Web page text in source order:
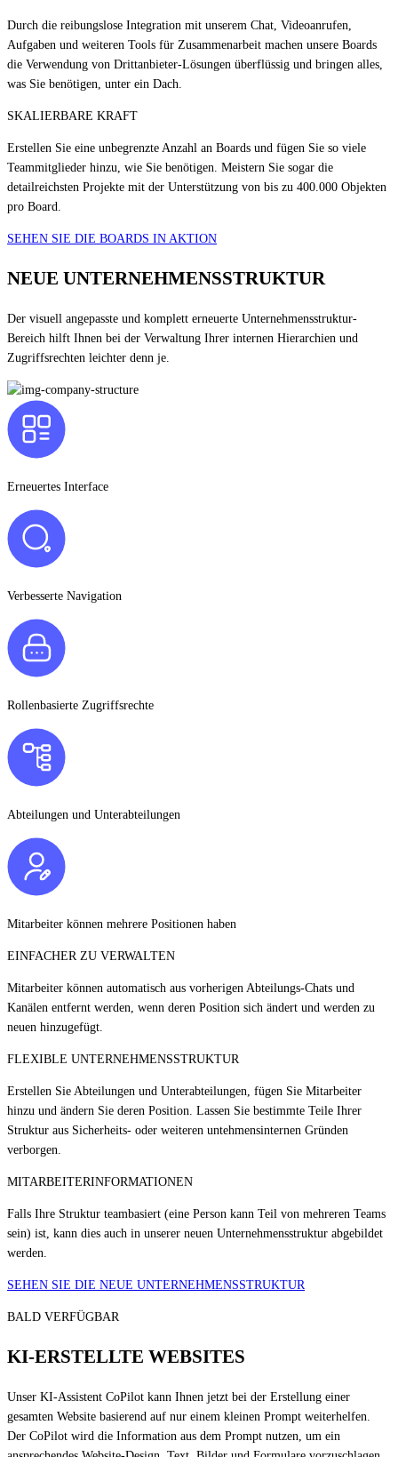
Durch die reibungslose Integration mit unserem Chat, Videoanrufen,
Aufgaben und weiteren Tools für Zusammenarbeit machen unsere Boards
die Verwendung von Drittanbieter-Lösungen überflüssig und bringen alles,
was Sie benötigen, unter ein Dach.
SKALIERBARE KRAFT
Erstellen Sie eine unbegrenzte Anzahl an Boards und fügen Sie so viele
Teammitglieder hinzu, wie Sie benötigen. Meistern Sie sogar die
detailreichsten Projekte mit der Unterstützung von bis zu 400.000 Objekten
pro Board.
SEHEN SIE DIE BOARDS IN AKTION
NEUE UNTERNEHMENSSTRUKTUR
Der visuell angepasste und komplett erneuerte Unternehmensstruktur-
Bereich hilft Ihnen bei der Verwaltung Ihrer internen Hierarchien und
Zugriffsrechten leichter denn je.
Erneuertes Interface
Verbesserte Navigation
Rollenbasierte Zugriffsrechte
Abteilungen und Unterabteilungen
Mitarbeiter können mehrere Positionen haben
EINFACHER ZU VERWALTEN
Mitarbeiter können automatisch aus vorherigen Abteilungs-Chats und
Kanälen entfernt werden, wenn deren Position sich ändert und werden zu
neuen hinzugefügt.
FLEXIBLE UNTERNEHMENSSTRUKTUR
Erstellen Sie Abteilungen und Unterabteilungen, fügen Sie Mitarbeiter
hinzu und ändern Sie deren Position. Lassen Sie bestimmte Teile Ihrer
Struktur aus Sicherheits- oder weiteren untehmensinternen Gründen
verborgen.
MITARBEITERINFORMATIONEN
Falls Ihre Struktur teambasiert (eine Person kann Teil von mehreren Teams
sein) ist, kann dies auch in unserer neuen Unternehmensstruktur abgebildet
werden.
SEHEN SIE DIE NEUE UNTERNEHMENSSTRUKTUR
BALD VERFÜGBAR
KI-ERSTELLTE WEBSITES
Unser KI-Assistent CoPilot kann Ihnen jetzt bei der Erstellung einer
gesamten Website basierend auf nur einem kleinen Prompt weiterhelfen.
Der CoPilot wird die Information aus dem Prompt nutzen, um ein